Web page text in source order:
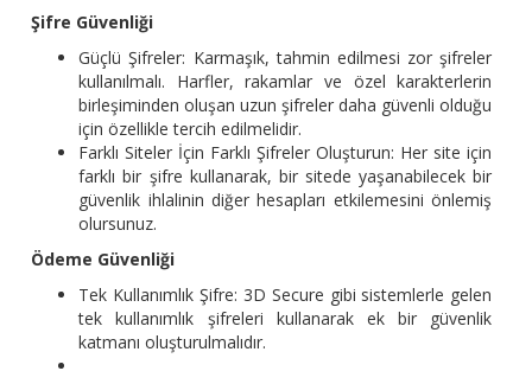
Şifre Güvenliği
Güçlü Şifreler: Karmaşık, tahmin edilmesi zor şifreler
kullanılmalı. Harfler, rakamlar ve özel karakterlerin
birleşiminden oluşan uzun şifreler daha güvenli olduğu
için özellikle tercih edilmelidir.
Farklı Siteler İçin Farklı Şifreler Oluşturun: Her site için
farklı bir şifre kullanarak, bir sitede yaşanabilecek bir
güvenlik ihlalinin diğer hesapları etkilemesini önlemiş
olursunuz.
Ödeme Güvenliği
Tek Kullanımlık Şifre: 3D Secure gibi sistemlerle gelen
tek kullanımlık şifreleri kullanarak ek bir güvenlik
katmanı oluşturulmalıdır.